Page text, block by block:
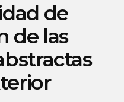
de
de las